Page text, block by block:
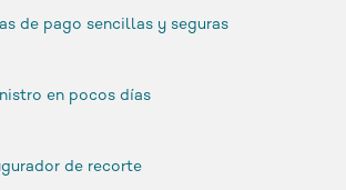
de pago sencillas y seguras
en pocos días
de recorte